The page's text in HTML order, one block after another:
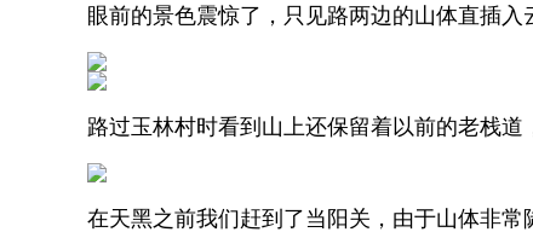
眼前的景色震惊了，只见路两边的山体直插
路过玉林村时看到山上还保留着以前的老栈
在天黑之前我们赶到了当阳关，由于山体非